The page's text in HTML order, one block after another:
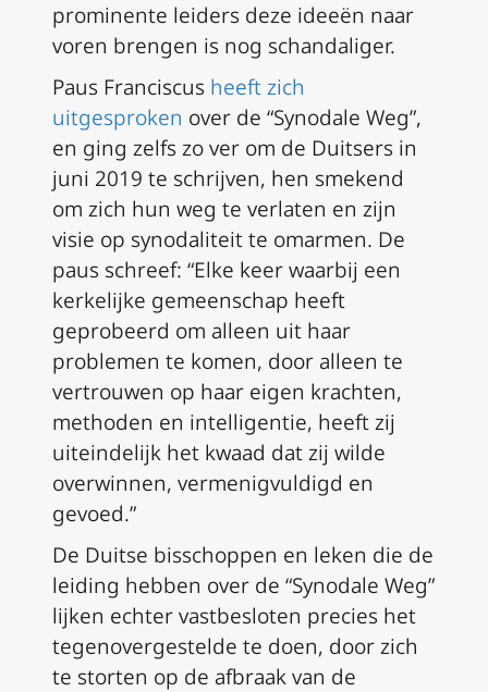
prominente leiders deze ideeën naar
voren brengen is nog schandaliger.
Paus Franciscus heeft zich
uitgesproken over de “Synodale Weg”,
en ging zelfs zo ver om de Duitsers in
juni 2019 te schrijven, hen smekend
om zich hun weg te verlaten en zijn
visie op synodaliteit te omarmen. De
paus schreef: “Elke keer waarbij een
kerkelijke gemeenschap heeft
geprobeerd om alleen uit haar
problemen te komen, door alleen te
vertrouwen op haar eigen krachten,
methoden en intelligentie, heeft zij
uiteindelijk het kwaad dat zij wilde
overwinnen, vermenigvuldigd en
gevoed.”
De Duitse bisschoppen en leken die de
leiding hebben over de “Synodale Weg”
lijken echter vastbesloten precies het
tegenovergestelde te doen, door zich
te storten op de afbraak van de